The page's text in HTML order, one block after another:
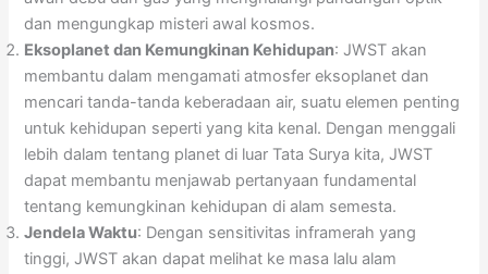
dan mengungkap misteri awal kosmos.
Eksoplanet dan Kemungkinan Kehidupan: JWST akan
membantu dalam mengamati atmosfer eksoplanet dan
mencari tanda-tanda keberadaan air, suatu elemen penting
untuk kehidupan seperti yang kita kenal. Dengan menggali
lebih dalam tentang planet di luar Tata Surya kita, JWST
dapat membantu menjawab pertanyaan fundamental
tentang kemungkinan kehidupan di alam semesta.
Jendela Waktu: Dengan sensitivitas inframerah yang
tinggi, JWST akan dapat melihat ke masa lalu alam